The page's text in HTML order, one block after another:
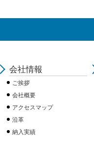
会社情報
ご挨拶
会社概要
アクセスマップ
沿革
納入実績